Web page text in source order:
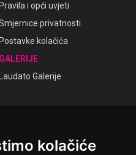
kolačiće
Pravila i opći uvjeti
privatnosti
Postavke kolačića
GALERIJE
Laudato Galerije
dobrote